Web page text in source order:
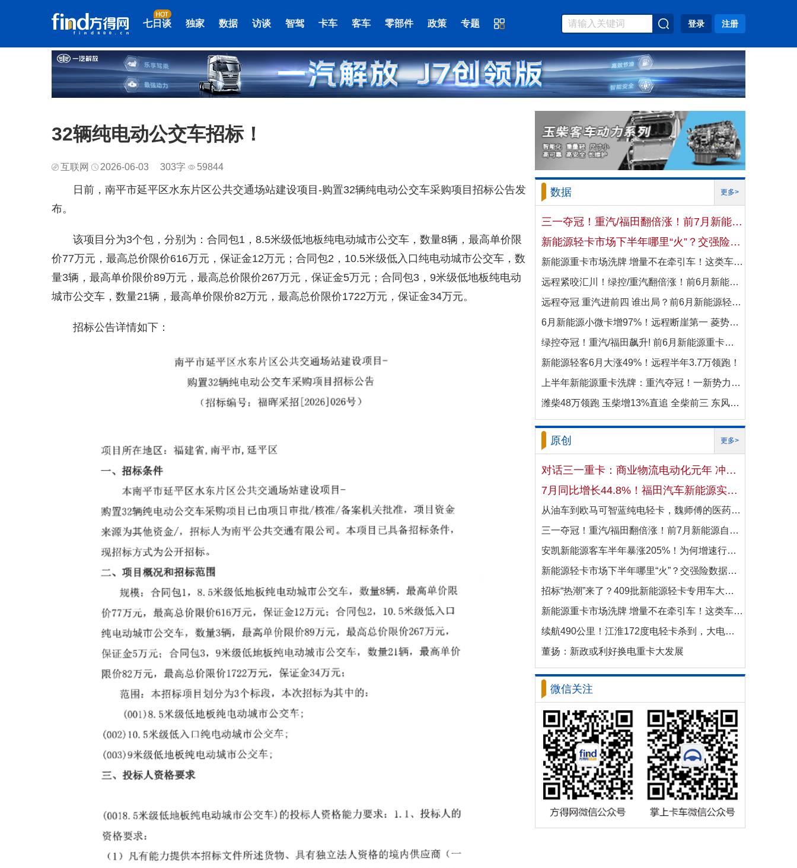
七日谈 独家 数据 访谈 智驾 卡车 客车 零部件 政策 专题 登录 注册
32辆纯电动公交车招标！
互联网 2026-06-03 303字 59844
日前，南平市延平区水东片区公共交通场站建设项目-购置32辆纯电动公交车采购项目招标公告发
布。
该项目分为3个包，分别为：合同包1，8.5米级低地板纯电动城市公交车，数量8辆，最高单价限
价77万元，最高总价限价616万元，保证金12万元；合同包2，10.5米级低入口纯电动城市公交车，数
量3辆，最高单价限价89万元，最高总价限价267万元，保证金5万元；合同包3，9米级低地板纯电动
城市公交车，数量21辆，最高单价限价82万元，最高总价限价1722万元，保证金34万元。
招标公告详情如下：
数据 更多>
三一夺冠！重汽/福田翻倍涨！前7月新能源自卸车大增106%！
新能源轻卡市场下半年哪里“火”？交强险数据揭秘机会
新能源重卡市场洗牌 增量不在牵引车！这类车增速破100%
远程紧咬汇川！绿控/重汽翻倍涨！前6月新能源商用车电机十强生变！
远程夺冠 重汽进前四 谁出局？前6月新能源轻卡电机十强洗牌！
6月新能源小微卡增97%！远程断崖第一 菱势暴涨337%进前三 比亚迪杀进前七
绿控夺冠！重汽/福田飙升! 前6月新能源重卡电机十强变阵！
新能源轻客6月大涨49%！远程半年3.7万领跑！
上半年新能源重卡洗牌：重汽夺冠！一新势力千倍暴涨！
潍柴48万领跑 玉柴增13%直追 全柴前三 东风康明斯进前六 上半年柴油机增10.7
原创 更多>
对话三一重卡：商业物流电动化元年 冲刺4万辆目标！
7月同比增长44.8%！福田汽车新能源实现国内出口双向开花
从油车到欧马可智蓝纯电轻卡，魏师傅的医药配送日子越过越省心
三一夺冠！重汽/福田翻倍涨！前7月新能源自卸车大增106%！
安凯新能源客车半年暴涨205%！为何增速行业第一？
新能源轻卡市场下半年哪里“火”？交强险数据揭秘机会
招标“热潮”来了？409批新能源轻卡专用车大批量上新！
新能源重卡市场洗牌 增量不在牵引车！这类车增速破100%
续航490公里！江淮172度电轻卡杀到，大电量时代来了？
董扬：新政或利好换电重卡大发展
微信关注